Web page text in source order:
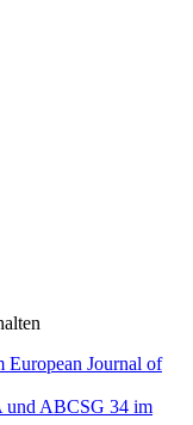
Journal of
und ABCSG 34 im